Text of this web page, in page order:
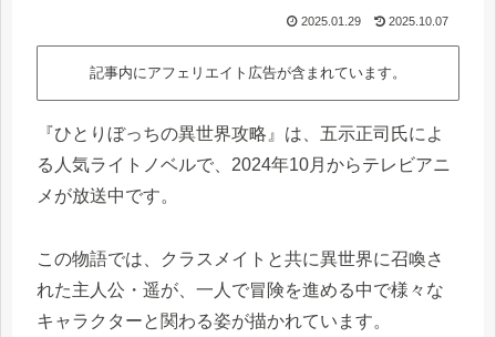
2025.01.29 2025.10.07
記事内にアフェリエイト広告が含まれています。
『ひとりぼっちの異世界攻略』は、五示正司氏によ
る人気ライトノベルで、2024年10月からテレビアニ
メが放送中です。
この物語では、クラスメイトと共に異世界に召喚さ
れた主人公・遥が、一人で冒険を進める中で様々な
キャラクターと関わる姿が描かれています。